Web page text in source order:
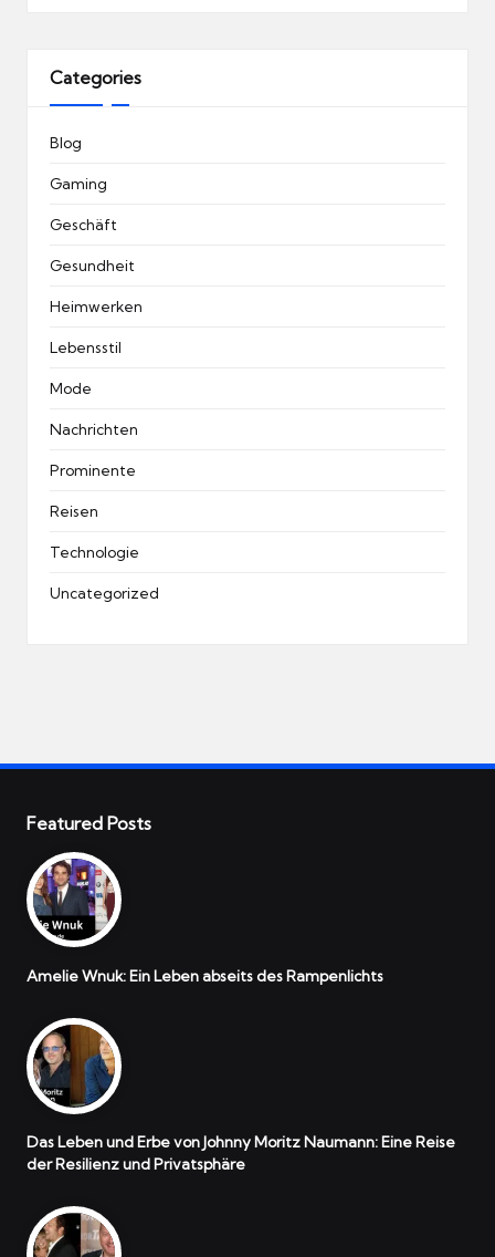
Categories
Blog
Gaming
Geschäft
Gesundheit
Heimwerken
Lebensstil
Mode
Nachrichten
Prominente
Reisen
Technologie
Uncategorized
Featured Posts
Amelie Wnuk: Ein Leben abseits des Rampenlichts
Das Leben und Erbe von Johnny Moritz Naumann: Eine Reise
der Resilienz und Privatsphäre